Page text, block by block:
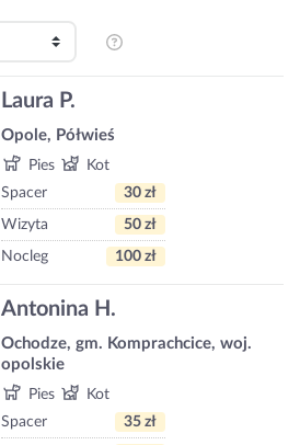
Laura P.
Opole, Półwieś
Pies
Kot
Spacer
30 zł
Wizyta 50 zł
Nocleg 100 zł
Antonina H.
Ochodze, gm. Komprachcice, woj.
opolskie
Pies
Kot
Spacer
35 zł